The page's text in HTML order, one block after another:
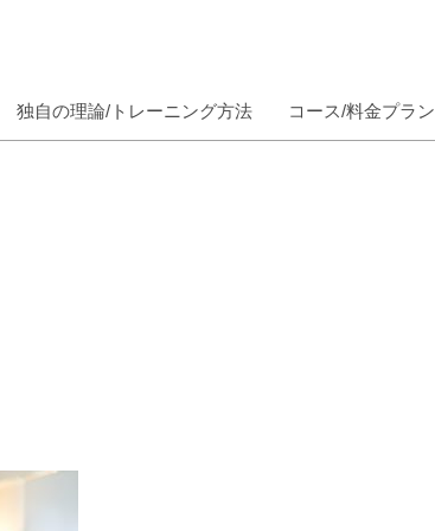
独自の理論/トレーニング方法 コース/料金プラン